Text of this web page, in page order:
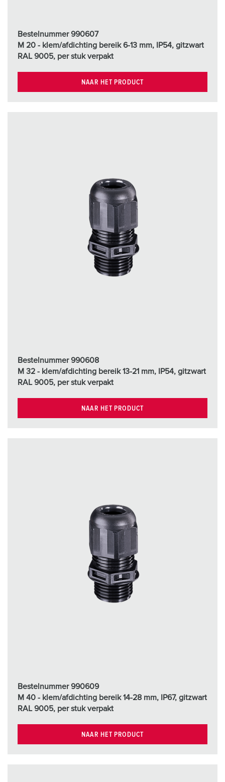
Bestelnummer 990607
M 20 - klem/afdichting bereik 6-13 mm, IP54, gitzwart
RAL 9005, per stuk verpakt
NAAR HET PRODUCT
Bestelnummer 990608
M 32 - klem/afdichting bereik 13-21 mm, IP54, gitzwart
RAL 9005, per stuk verpakt
NAAR HET PRODUCT
Bestelnummer 990609
M 40 - klem/afdichting bereik 14-28 mm, IP67, gitzwart
RAL 9005, per stuk verpakt
NAAR HET PRODUCT